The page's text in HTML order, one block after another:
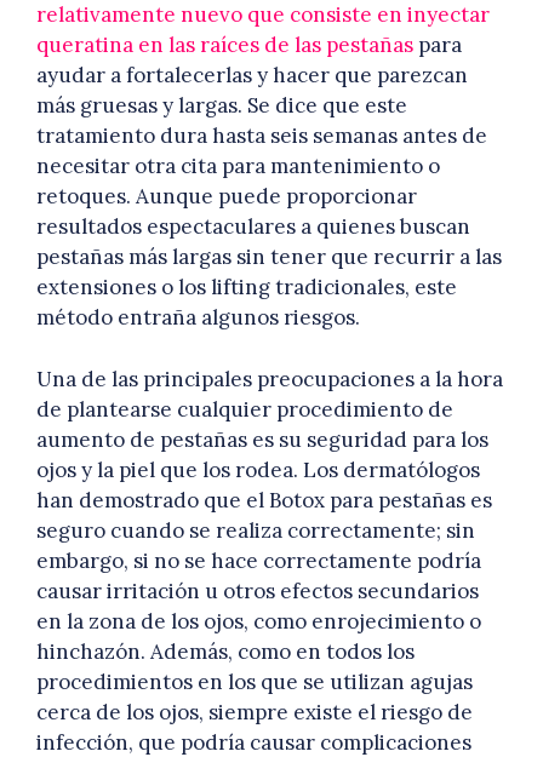
relativamente nuevo que consiste en inyectar
queratina en las raíces de las pestañas para
ayudar a fortalecerlas y hacer que parezcan
más gruesas y largas. Se dice que este
tratamiento dura hasta seis semanas antes de
necesitar otra cita para mantenimiento o
retoques. Aunque puede proporcionar
resultados espectaculares a quienes buscan
pestañas más largas sin tener que recurrir a las
extensiones o los lifting tradicionales, este
método entraña algunos riesgos.
Una de las principales preocupaciones a la hora
de plantearse cualquier procedimiento de
aumento de pestañas es su seguridad para los
ojos y la piel que los rodea. Los dermatólogos
han demostrado que el Botox para pestañas es
seguro cuando se realiza correctamente; sin
embargo, si no se hace correctamente podría
causar irritación u otros efectos secundarios
en la zona de los ojos, como enrojecimiento o
hinchazón. Además, como en todos los
procedimientos en los que se utilizan agujas
cerca de los ojos, siempre existe el riesgo de
infección, que podría causar complicaciones